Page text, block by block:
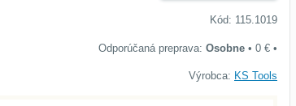
Kód: 115.1019
Osobne • 0 € •
Výrobca: KS Tools